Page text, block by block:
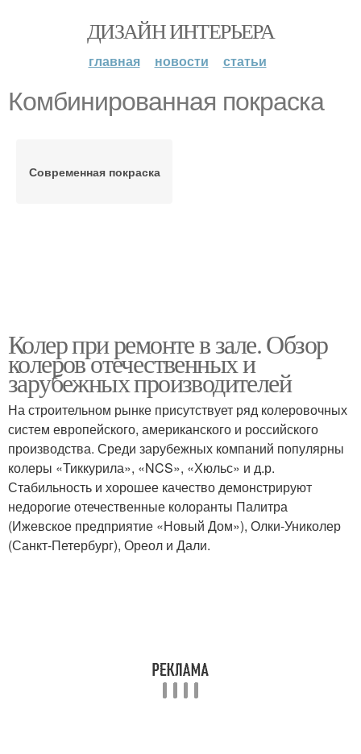
ДИЗАЙН ИНТЕРЬЕРА
главная новости статьи
Комбинированная покраска
Современная покраска
Колер при ремонте в зале. Обзор
колеров отечественных и
зарубежных производителей
На строительном рынке присутствует ряд колеровочных
систем европейского, американского и российского
производства. Среди зарубежных компаний популярны
колеры «Тиккурила», «NCS», «Хюльс» и д.р.
Стабильность и хорошее качество демонстрируют
недорогие отечественные колоранты Палитра
(Ижевское предприятие «Новый Дом»), Олки-Униколер
(Санкт-Петербург), Ореол и Дали.